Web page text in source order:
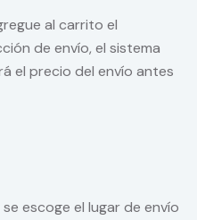
al carrito el
de envío, el sistema
el precio del envío antes
escoge el lugar de envío